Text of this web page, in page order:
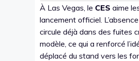
À Las Vegas, le CES aime
lancement officiel.
circule déjà dans des fuites
modèle, ce qui a renforcé
déplacé du stand vers les